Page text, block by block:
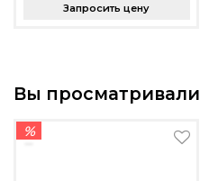
Запросить цену
Вы просматривали
%